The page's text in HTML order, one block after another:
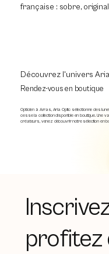
française : sobre,
Rendez-vous en boutique
Découvrez l'univers Aria
Opticien à Arras, Aria Optic sélectionne des
cesse la collection disponible en boutique. Une
créateurs, venez découvrir notre sélection en
profitez